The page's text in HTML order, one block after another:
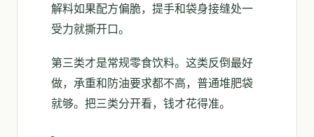
解料如果配方偏脆，提手和袋身接缝处一
受力就撕开口。
第三类才是常规零食饮料。这类反倒最好
做，承重和防油要求都不高，普通堆肥袋
就够。把三类分开看，钱才花得准。